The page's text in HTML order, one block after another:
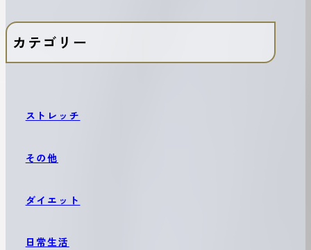
カテゴリー
ストレッチ
その他
ダイエット
日常生活